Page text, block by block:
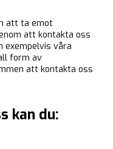
att ta emot
att kontakta oss
exempelvis våra
form av
att kontakta oss
kan du: